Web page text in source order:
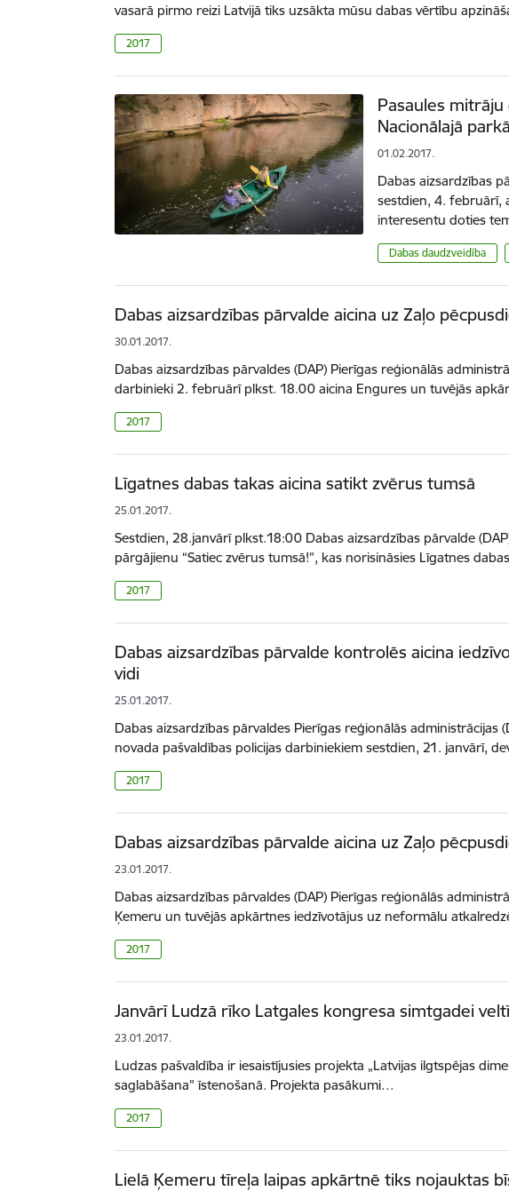
vasarā pirmo reizi Latvijā tiks uzsākta mūsu dabas vērtību
2017
Pasaules
Nacionālajā parkā
01.02.2017.
Dabas aizsardzības
sestdien, 4. februārī,
interesentu doties
Dabas daudzveidība
Dabas aizsardzības pārvalde aicina uz Zaļo
30.01.2017.
Dabas aizsardzības pārvaldes (DAP) Pierīgas reģionālās
darbinieki 2. februārī plkst. 18.00 aicina Engures un tuvējās
2017
Līgatnes dabas takas aicina satikt zvērus tumsā
25.01.2017.
Sestdien, 28.janvārī plkst.18:00 Dabas aizsardzības pārvalde
pārgājienu “Satiec zvērus tumsā!”, kas norisināsies Līgatnes
2017
Dabas aizsardzības pārvalde kontrolēs aicina
vidi
25.01.2017.
Dabas aizsardzības pārvaldes Pierīgas reģionālās administrācijas
novada pašvaldības policijas darbiniekiem sestdien, 21. janvārī,
2017
Dabas aizsardzības pārvalde aicina uz Zaļo
23.01.2017.
Dabas aizsardzības pārvaldes (DAP) Pierīgas reģionālās
Ķemeru un tuvējās apkārtnes iedzīvotājus uz neformālu
2017
Janvārī Ludzā rīko Latgales kongresa simtgadei
23.01.2017.
Ludzas pašvaldība ir iesaistījusies projekta „Latvijas ilgtspējas
saglabāšana” īstenošanā. Projekta pasākumi…
2017
Lielā Ķemeru tīreļa laipas apkārtnē tiks nojauktas